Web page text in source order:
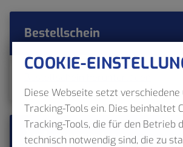
Bestellschein
Änderungsantrag
COOKIE-
Diese Webseite setzt verschiedene
Tracking-Tools ein. Dies beinhaltet
Tracking-Tools, die für den Betrieb
technisch notwendig sind, die zu